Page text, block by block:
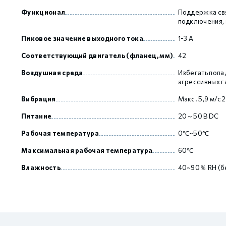
Функционал
Поддержка
подключения,
Пиковое значение выходного тока 1-3 А
Соответствующий двигатель (фланец, мм) 42
Воздушная среда
Избегать
агрессивных
Вибрация Макс. 5,9 м/с2
Питание 20～50 В DC
Рабочая температура 0℃~50℃
Максимальная рабочая температура 60℃
Влажность 40~90％ RH